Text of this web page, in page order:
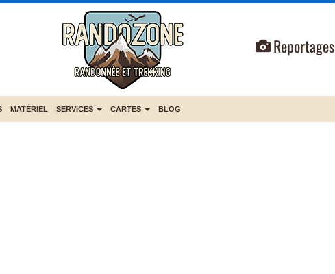
Reportages
MATÉRIEL SERVICES CARTES BLOG